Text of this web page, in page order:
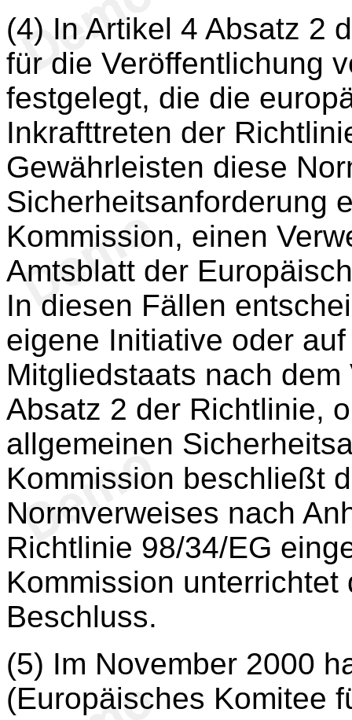
(4) In Artikel 4 Absatz 2
für die Veröffentlichung
festgelegt, die die
Inkrafttreten der
Gewährleisten diese
Sicherheitsanforderung
Kommission, einen
Amtsblatt der
In diesen Fällen
eigene Initiative oder
Mitgliedstaats nach
Absatz 2 der Richtlinie,
allgemeinen
Kommission beschließt
Normverweises nach
Richtlinie 98/34/EG
Kommission
Beschluss.
(5) Im November 2000
(Europäisches Komitee